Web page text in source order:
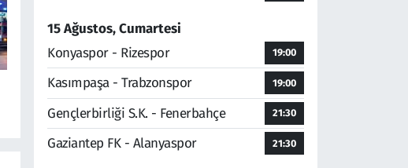
15 Ağustos, Cumartesi
Konyaspor - Rizespor
19:00
Kasımpaşa - Trabzonspor 19:00
Gençlerbirliği S.K. - Fenerbahçe 21:30
Gaziantep FK - Alanyaspor 21:30